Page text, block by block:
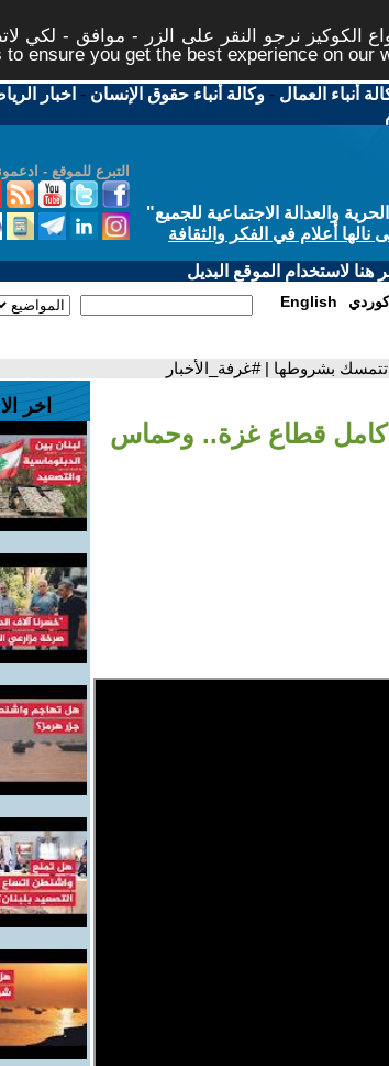
نرجو النقر على الزر - موافق - لكي
ensure you get the best experience on our
أنباء العمال -وكالة أنباء حقوق الإنسان - اخبار
التبرع للموقع -
والعدالة الاجتماعية للجميع"
أعلام في الفكر والثقافة
لاستخدام الموقع البديل
English كوردي
بشروطها | #غرفة_الأخبار
كامل قطاع غزة.. وحماس
اخر